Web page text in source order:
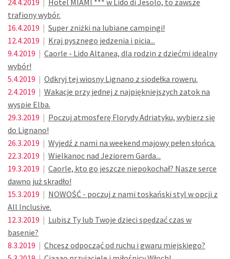
24.4.2019 | Hotel MIAMI *** w Lido di Jesolo, to zawsze
trafiony wybór.
16.4.2019 | Super zniżki na lubiane campingi!
12.4.2019 | Kraj pysznego jedzenia i picia...
9.4.2019 | Caorle - Lido Altanea, dla rodzin z dziećmi idealny
wybór!
5.4.2019 | Odkryj tej wiosny Lignano z siodełka roweru.
2.4.2019 | Wakacje przy jednej z najpiękniejszych zatok na
wyspie Elba.
29.3.2019 | Poczuj atmosferę Florydy Adriatyku, wybierz się
do Lignano!
26.3.2019 | Wyjedź z nami na weekend majowy pełen słońca.
22.3.2019 | Wielkanoc nad Jeziorem Garda...
19.3.2019 | Caorle, kto go jeszcze niepokochał? Nasze serce
dawno już skradło!
15.3.2019 | NOWOŚĆ - poczuj z nami toskański styl w opcji z
All Inclusive.
12.3.2019 | Lubisz Ty lub Twoje dzieci spędzać czas w
basenie?
8.3.2019 | Chcesz odpocząć od ruchu i gwaru miejskiego?